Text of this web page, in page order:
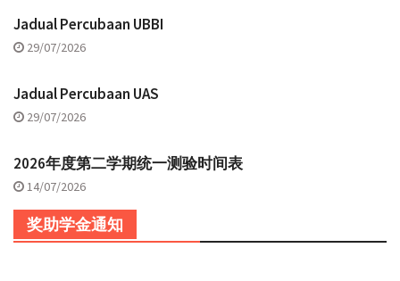
Jadual Percubaan UBBI
29/07/2026
Jadual Percubaan UAS
29/07/2026
2026年度第二学期统一测验时间表
14/07/2026
奖助学金通知